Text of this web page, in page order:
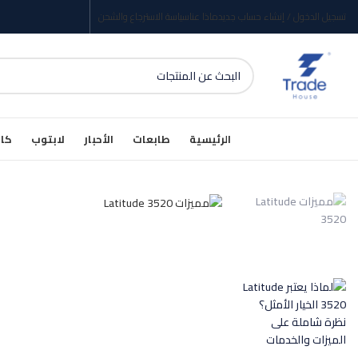
تسجيل الدخول / إنشاء حساب جديدماذا عناسياسة الاسترجاع والشحن
الرئيسية طابعات الأحبار لابتوب